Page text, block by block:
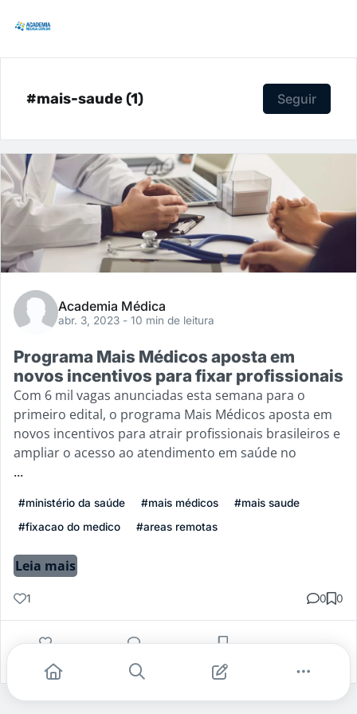
#mais-saude (1) Seguir
Academia Médica
abr. 3, 2023 - 10 min de leitura
Programa Mais Médicos aposta em
novos incentivos para fixar profissionais
Com 6 mil vagas anunciadas esta semana para o
primeiro edital, o programa Mais Médicos aposta em
novos incentivos para atrair profissionais brasileiros e
ampliar o acesso ao atendimento em saúde no
...
#ministério da saúde #mais médicos
#mais saude
#fixacao do medico
#areas remotas
Leia mais
1 0 0
Gostei Comentar Salvar